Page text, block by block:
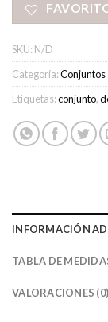
SKU: N/D
Categoría:Conjuntos
Etiquetas:conjunto,
INFORMACIÓN
TABLA DE
VALORACIONES (0)